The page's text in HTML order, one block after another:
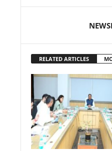
RELATED ARTICLES